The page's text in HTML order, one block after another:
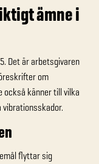
ämne i
Det är arbetsgivaren
om
också känner till vilka
flyttar sig